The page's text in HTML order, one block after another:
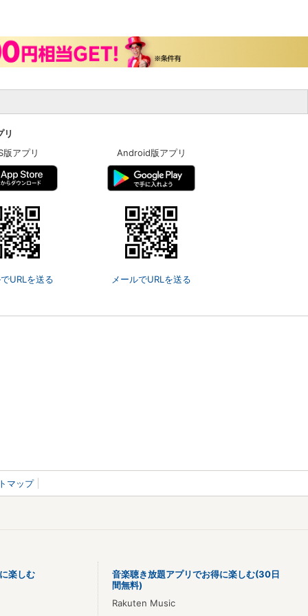
版アプリ
URLを送る
Android版アプリ
メールでURLを送る
マップ
楽しむ
音楽聴き放題アプリでお得に楽しむ(30日
間無料)
Rakuten Music